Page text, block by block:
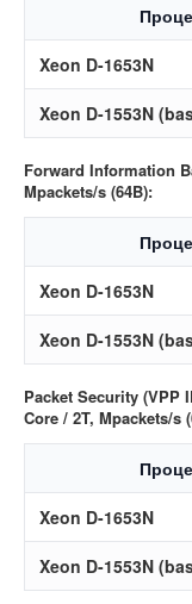
Xeon D-1653N
Xeon D-1553N
Forward Information
Mpackets/s (64B):
Xeon D-1653N
Xeon D-1553N
Packet Security (VPP
Core / 2T, Mpackets/s
Xeon D-1653N
Xeon D-1553N